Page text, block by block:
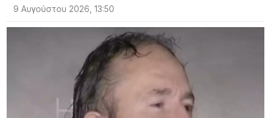
9 Αυγούστου 2026, 13:50